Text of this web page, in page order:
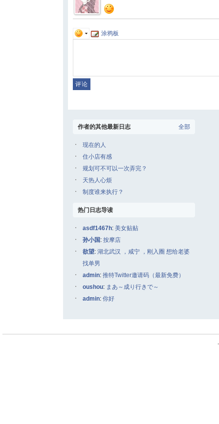
涂鸦板
全部
作者的其他最新日志
现在的人
住小店有感
规划可不可以一次弄完？
天热人心烦
制度谁来执行？
热门日志导读
asdf1467h: 美女贴贴
孙小国 : 按摩店
欲望: 湖北武汉 ，咸宁 ，刚入圈 想给老婆
找单男
admin: 推特Twitter邀请码（最新免费）
oushou: まあ～成り行きで～
admin: 你好